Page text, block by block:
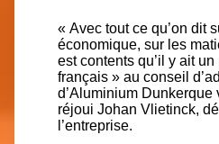
« Avec tout ce qu’on dit
économique, sur les
est contents qu’il y ait un
français » au conseil
d’Aluminium Dunkerque
réjoui Johan Vlietinck,
l’entreprise.